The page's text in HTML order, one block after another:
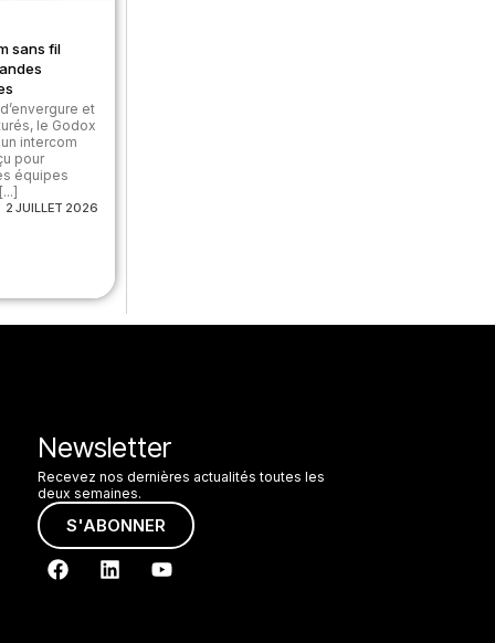
sans fil
et
le Godox
intercom
pour
équipes
2 JUILLET 2026
Newsletter
Recevez nos dernières actualités toutes les
deux semaines.
S'ABONNER